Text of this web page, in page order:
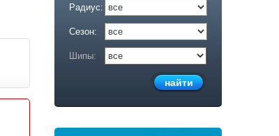
Радиус:
Сезон:
Шипы: